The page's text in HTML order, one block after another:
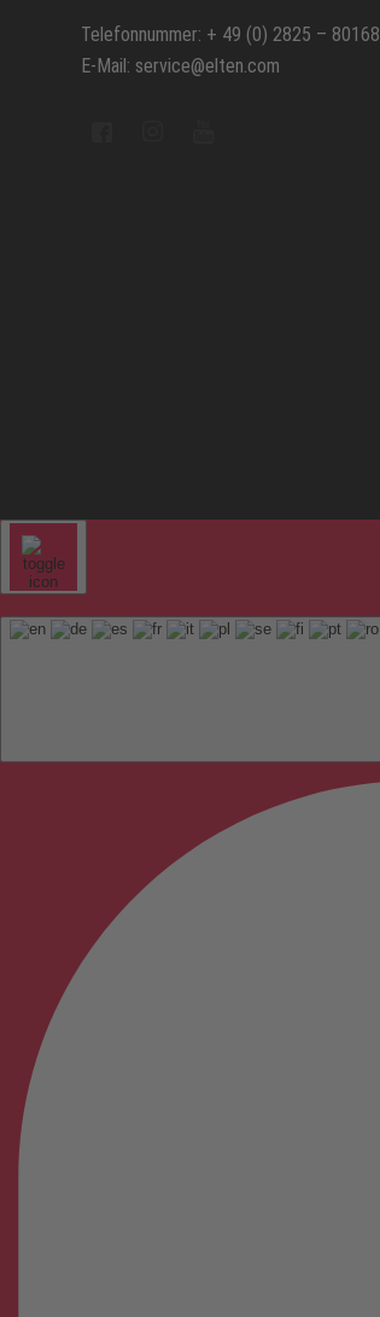
Telefonnummer: + 49 (0) 2825 – 80168
E-Mail: service@elten.com